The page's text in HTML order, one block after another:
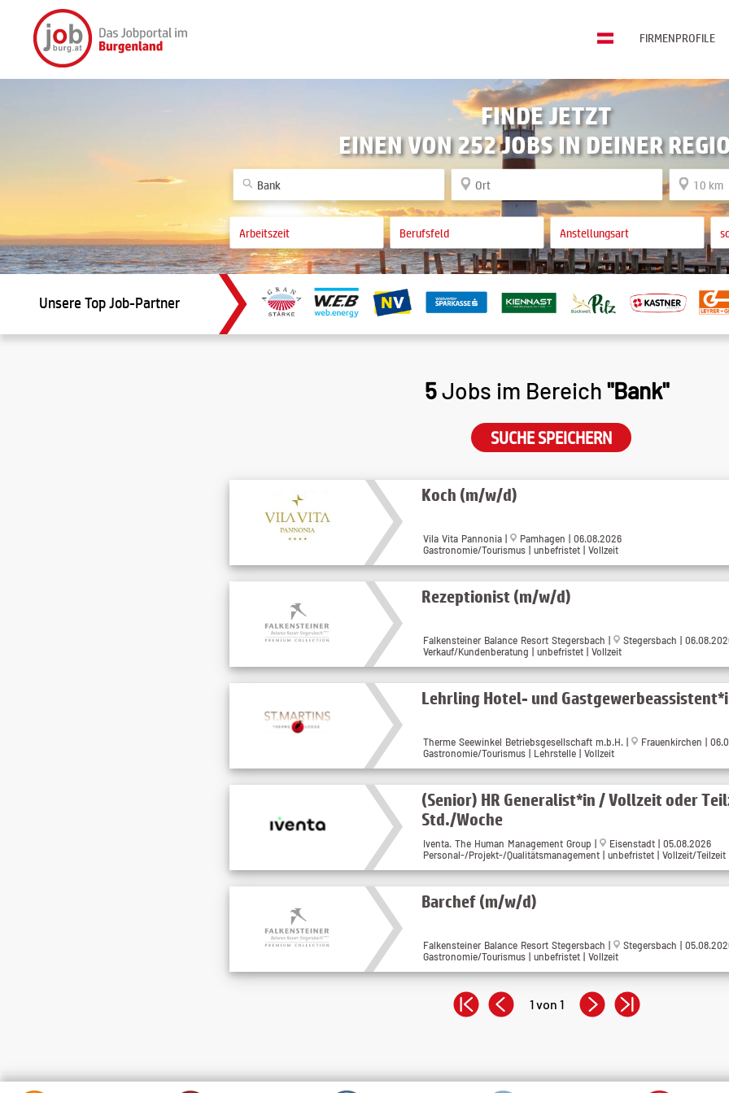
FIRMENPROFILE
FINDE JETZT
EINEN VON 252 JOBS IN DEINER
Unsere Top Job-Partner
5Jobs im Bereich "Bank"
SUCHE SPEICHERN
Koch (m/w/d)
Vila Vita Pannonia |
Pamhagen | 06.08.2026
Gastronomie/Tourismus | unbefristet | Vollzeit
Rezeptionist (m/w/d)
Falkensteiner Balance Resort Stegersbach |
Stegersbach |
Verkauf/Kundenberatung | unbefristet | Vollzeit
Lehrling Hotel- und
Therme Seewinkel Betriebsgesellschaft m.b.H. |
Frauenkirchen |
Gastronomie/Tourismus | Lehrstelle | Vollzeit
(Senior) HR Generalist*in / Vollzeit oder
Std./Woche
Iventa. The Human Management Group |
Eisenstadt | 05.08.2026
Personal-/Projekt-/Qualitätsmanagement | unbefristet | Vollzeit/Teilzeit
Barchef (m/w/d)
Falkensteiner Balance Resort Stegersbach |
Stegersbach |
Gastronomie/Tourismus | unbefristet | Vollzeit
1 von 1